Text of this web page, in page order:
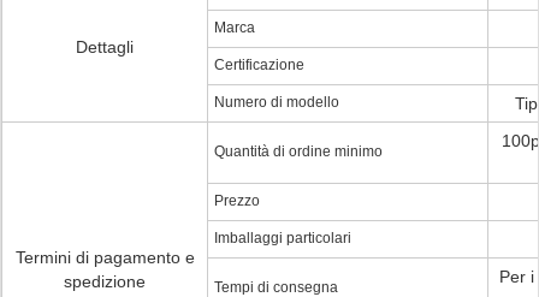
Dettagli
Marca
Certificazione
Numero di modello
Termini di pagamento e
spedizione
Quantità di ordine minimo
Prezzo
Imballaggi particolari
Tempi di consegna
Per